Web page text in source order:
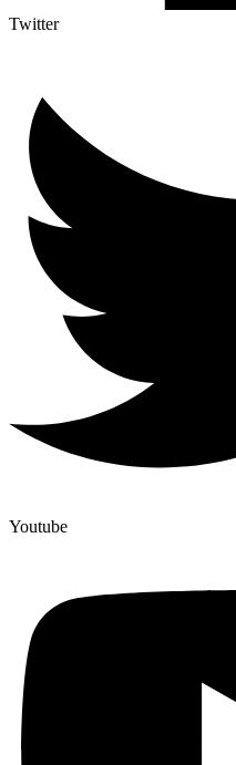
Twitter
Youtube